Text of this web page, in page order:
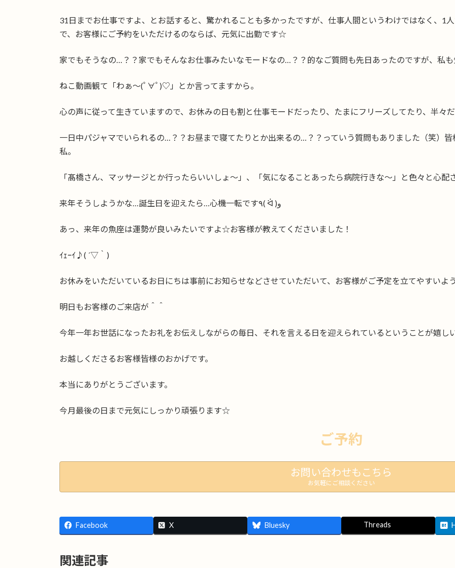
31日までお仕事ですよ、とお話すると、驚かれることも多かったですが、仕事人間というわけではなく、1
で、お客様にご予約をいただけるのならば、元気に出勤です☆
家でもそうなの…？？家でもそんなお仕事みたいなモードなの…？？的なご質問も先日あったのですが、私も
ねこ動画観て「わぁ〜(ﾟ∀ﾟ)♡」とか言ってますから。
心の声に従って生きていますので、お休みの日も割と仕事モードだったり、たまにフリーズしてたり、半々だ
一日中パジャマでいられるの…？？お昼まで寝てたりとか出来るの…？？っていう質問もありました（笑）皆
私。
「髙橋さん、マッサージとか行ったらいいしょ〜」、「気になることあったら病院行きな〜」と色々と心配
来年そうしようかな…誕生日を迎えたら…心機一転です٩( ᐛ )و
あっ、来年の魚座は運勢が良いみたいですよ☆お客様が教えてくださいました！
ｲｪｰｲ♪( ´▽｀)
お休みをいただいているお日にちは事前にお知らせなどさせていただいて、お客様がご予定を立てやすいよ
明日もお客様のご来店が＾＾
今年一年お世話になったお礼をお伝えしながらの毎日、それを言える日を迎えられているということが嬉しい
お越しくださるお客様皆様のおかげです。
本当にありがとうございます。
今月最後の日まで元気にしっかり頑張ります☆
ご予約
お問い合わせもこちら
お気軽にご相談ください
Facebook X Bluesky Threads
関連記事